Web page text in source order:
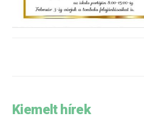
Kiemelt hírek